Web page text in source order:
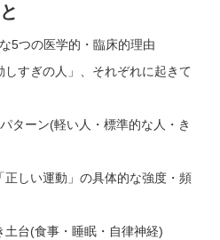
5つの医学的・臨床的理由
しすぎの人」、それぞれに起きて
ターン(軽い人・標準的な人・き
しい運動」の具体的な強度・頻
台(食事・睡眠・自律神経)